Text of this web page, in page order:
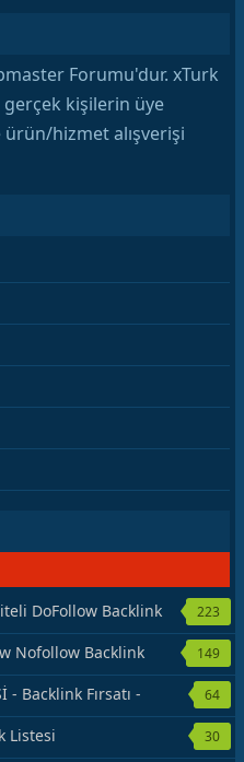
Forumu'dur. xTurk
gerçek kişilerin üye
hizmet alışverişi
DoFollow Backlink
223
Nofollow Backlink
149
- Backlink Fırsatı -
64
Listesi 30